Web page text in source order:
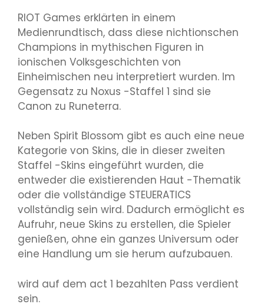
RIOT Games erklärten in einem
Medienrundtisch, dass diese nichtionschen
Champions in mythischen Figuren in
ionischen Volksgeschichten von
Einheimischen neu interpretiert wurden. Im
Gegensatz zu Noxus -Staffel 1 sind sie
Canon zu Runeterra.
Neben Spirit Blossom gibt es auch eine neue
Kategorie von Skins, die in dieser zweiten
Staffel -Skins eingeführt wurden, die
entweder die existierenden Haut -Thematik
oder die vollständige STEUERATICS
vollständig sein wird. Dadurch ermöglicht es
Aufruhr, neue Skins zu erstellen, die Spieler
genießen, ohne ein ganzes Universum oder
eine Handlung um sie herum aufzubauen.
wird auf dem act 1 bezahlten Pass verdient
sein.